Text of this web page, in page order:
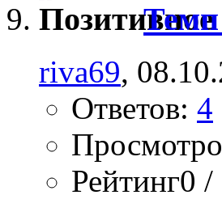
Темп
riva69,
Ответов: 4
Рейтинг0 /